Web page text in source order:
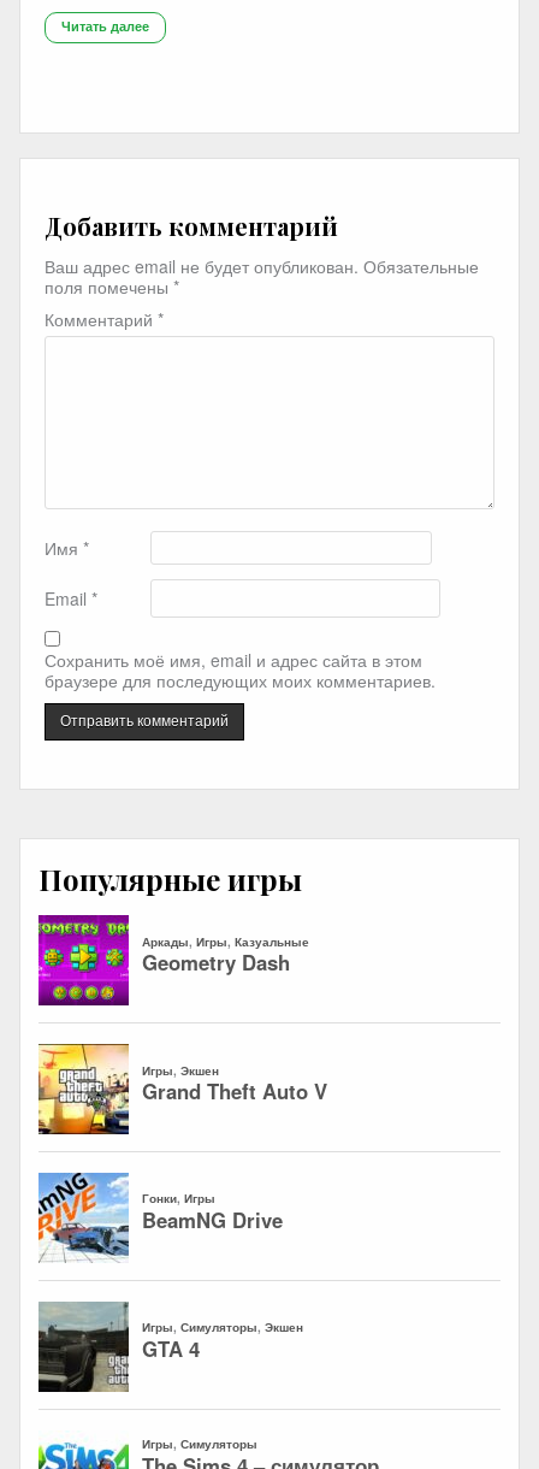
Читать далее
Добавить комментарий
Ваш адрес email не будет опубликован. Обязательные
поля помечены *
Комментарий *
Имя *
Email *
Сохранить моё имя, email и адрес сайта в этом
браузере для последующих моих комментариев.
Популярные игры